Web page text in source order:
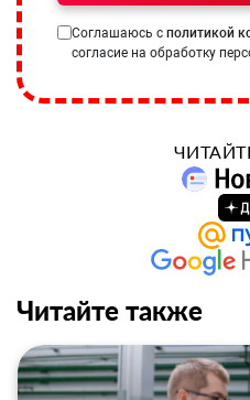
Соглашаюсь с политикой
согласие на обработку
Читайте также